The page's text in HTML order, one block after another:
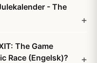
- The
The Game
Race (Engelsk)?